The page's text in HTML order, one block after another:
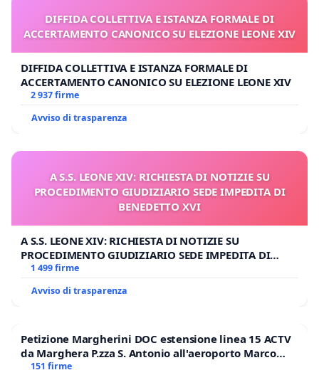
DIFFIDA COLLETTIVA E ISTANZA FORMALE DI
ACCERTAMENTO CANONICO SU ELEZIONE LEONE XIV
DIFFIDA COLLETTIVA E ISTANZA FORMALE DI
ACCERTAMENTO CANONICO SU ELEZIONE LEONE XIV
2 937 firme
Avviso di trasparenza
A S.S. LEONE XIV: RICHIESTA DI NOTIZIE SU
PROCEDIMENTO GIUDIZIARIO SEDE IMPEDITA DI
BENEDETTO XVI
A S.S. LEONE XIV: RICHIESTA DI NOTIZIE SU
PROCEDIMENTO GIUDIZIARIO SEDE IMPEDITA DI
BENEDETTO XVI
1 499 firme
Avviso di trasparenza
Petizione Margherini DOC estensione linea 15 ACTV
da Marghera P.zza S. Antonio all'aeroporto Marco
Polo tariffa a € 1,50
151 firme